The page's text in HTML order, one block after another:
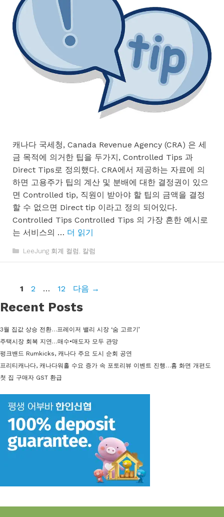
캐나다 국세청, Canada Revenue Agency (CRA) 은 세
금 목적에 의거한 팁을 두가지, Controlled Tips 과
Direct Tips로 정의했다. CRA에서 제공하는 자료에 의
하면 고용주가 팁의 계산 및 분배에 대한 결정권이 있으
면 Controlled tip, 직원이 받아야 할 팁의 금액을 결정
할 수 없으면 Direct tip 이라고 정의 되어있다.
Controlled Tips Controlled Tips 의 가장 흔한 예시로
는 서비스의 … 더 읽기
카
LeeJung 회계 컬럼 , 칼럼
페
지
1
페
지
2 …
페
지
12 다음 →
Recent Posts
3월 집값 상승 전환…프레이저 밸리 시장 ‘숨 고르기’
주택시장 회복 지연…매수•매도자 모두 관망
펑크밴드 Rumkicks, 캐나다 주요 도시 순회 공연
프리티캐나다, 캐나다워홀 수요 증가 속 포토리뷰 이벤트 진행…홈 화면 개편도
첫 집 구매자 GST 환급